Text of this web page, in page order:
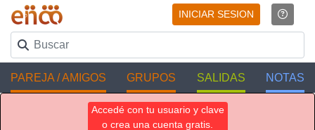
INICIAR SESION
PAREJA / AMIGOS GRUPOS SALIDAS NOTAS
Accedé con tu usuario y clave
o crea una cuenta gratis.